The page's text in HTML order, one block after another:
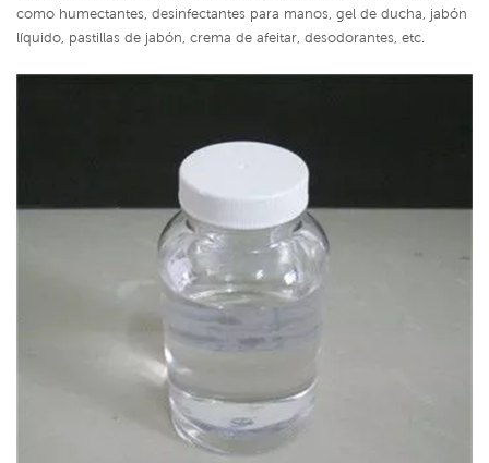
como humectantes, desinfectantes para manos, gel de ducha, jabón
líquido, pastillas de jabón, crema de afeitar, desodorantes, etc.